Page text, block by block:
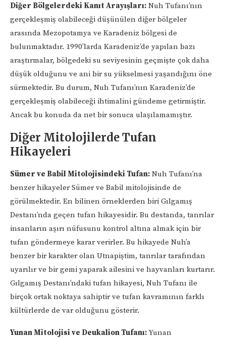
Diğer Bölgelerdeki Kanıt Arayışları: Nuh Tufanı’nın
gerçekleşmiş olabileceği düşünülen diğer bölgeler
arasında Mezopotamya ve Karadeniz bölgesi de
bulunmaktadır. 1990’larda Karadeniz’de yapılan bazı
araştırmalar, bölgedeki su seviyesinin geçmişte çok daha
düşük olduğunu ve ani bir su yükselmesi yaşandığını öne
sürmektedir. Bu durum, Nuh Tufanı’nın Karadeniz’de
gerçekleşmiş olabileceği ihtimalini gündeme getirmiştir.
Ancak bu konuda da net bir sonuca ulaşılamamıştır.
Diğer Mitolojilerde Tufan
Hikayeleri
Sümer ve Babil Mitolojisindeki Tufan: Nuh Tufanı’na
benzer hikayeler Sümer ve Babil mitolojisinde de
görülmektedir. En bilinen örneklerden biri Gılgamış
Destanı’nda geçen tufan hikayesidir. Bu destanda, tanrılar
insanların aşırı nüfusunu kontrol altına almak için bir
tufan göndermeye karar verirler. Bu hikayede Nuh’a
benzer bir karakter olan Utnapiştim, tanrılar tarafından
uyarılır ve bir gemi yaparak ailesini ve hayvanları kurtarır.
Gılgamış Destanı’ndaki tufan hikayesi, Nuh Tufanı ile
birçok ortak noktaya sahiptir ve tufan kavramının farklı
kültürlerde de var olduğunu gösterir.
Yunan Mitolojisi ve Deukalion Tufanı: Yunan